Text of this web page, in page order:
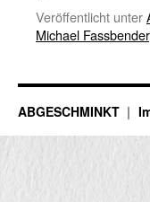
Veröffentlicht unter
Michael Fassbender
ABGESCHMINKT